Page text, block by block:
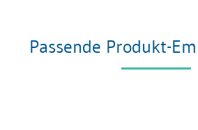
Passende Produkt-